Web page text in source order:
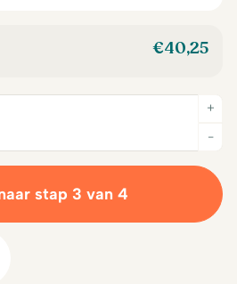
€40,25
-
+
Direct naar stap 3 van 4